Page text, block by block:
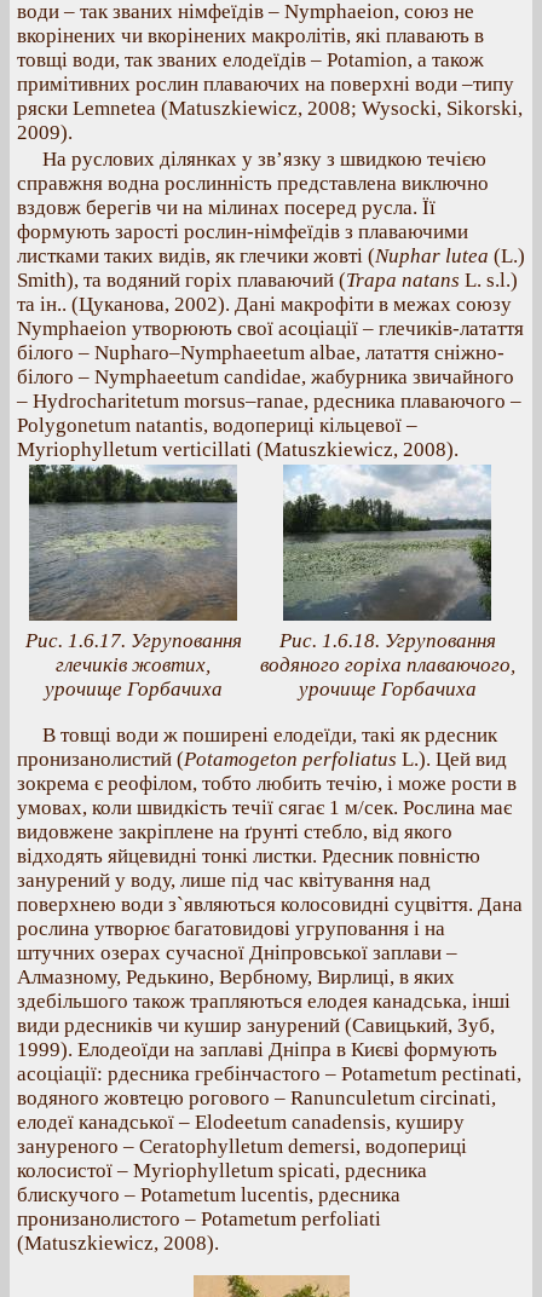
води – так званих німфеїдів – Nymphaeion, союз не
вкорінених чи вкорінених макролітів, які плавають в
товщі води, так званих елодеїдів – Potamion, а також
примітивних рослин плаваючих на поверхні води –типу
ряски Lemnetea (Matuszkiewicz, 2008; Wysocki, Sikorski,
2009).
На руслових ділянках у зв’язку з швидкою течією
справжня водна рослинність представлена виключно
вздовж берегів чи на мілинах посеред русла. Її
формують зарості рослин-німфеїдів з плаваючими
листками таких видів, як глечики жовті (Nuphar lutea (L.)
Smith), та водяний горіх плаваючий (Trapa natans L. s.l.)
та ін.. (Цуканова, 2002). Дані макрофіти в межах союзу
Nymphaeion утворюють свої асоціації – глечиків-латаття
білого – Nupharo–Nymphaeetum albae, латаття сніжно-
білого – Nymphaeetum candidae, жабурника звичайного
– Hydrocharitetum morsus–ranae, рдесника плаваючого –
Polygonetum natantis, водопериці кільцевої –
Myriophylletum verticillati (Matuszkiewicz, 2008).
Рис. 1.6.17. Угруповання
глечиків жовтих,
урочище Горбачиха
Рис. 1.6.18. Угруповання
водяного горіха плаваючого,
урочище Горбачиха
В товщі води ж поширені елодеїди, такі як рдесник
пронизанолистий (Potamogeton perfoliatus L.). Цей вид
зокрема є реофілом, тобто любить течію, і може рости в
умовах, коли швидкість течії сягає 1 м/сек. Рослина має
видовжене закріплене на ґрунті стебло, від якого
відходять яйцевидні тонкі листки. Рдесник повністю
занурений у воду, лише під час квітування над
поверхнею води з`являються колосовидні суцвіття. Дана
рослина утворює багатовидові угруповання і на
штучних озерах сучасної Дніпровської заплави –
Алмазному, Редькино, Вербному, Вирлиці, в яких
здебільшого також трапляються елодея канадська, інші
види рдесників чи кушир занурений (Савицький, Зуб,
1999). Елодеоїди на заплаві Дніпра в Києві формують
асоціації: рдесника гребінчастого – Potametum pectinati,
водяного жовтецю рогового – Ranunculetum circinati,
елодеї канадської – Elodeetum canadensis, куширу
зануреного – Ceratophylletum demersi, водопериці
колосистої – Myriophylletum spicati, рдесника
блискучого – Potametum lucentis, рдесника
пронизанолистого – Potametum perfoliati
(Matuszkiewicz, 2008).